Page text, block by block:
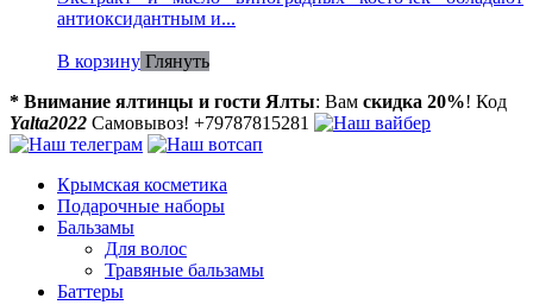
антиоксидантным и...
В корзину Глянуть
* Внимание ялтинцы и гости Ялты: Вам скидка 20%! Код
Yalta2022 Самовывоз! +79787815281
Крымская косметика
Подарочные наборы
Бальзамы
Для волос
Травяные бальзамы
Баттеры